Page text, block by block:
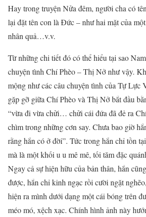
Hay trong truyện Nửa đêm, người cha có
lại đặt tên con là Đức – như hai mặt của
nhân quả…v.v.
Từ những chi tiết đó có thể hiểu tại sao
chuyện tình Chí Phèo – Thị Nở như vậy.
mộng như các câu chuyện tình của Tự Lực
gặp gỡ giữa Chí Phèo và Thị Nở bắt đầu
“vừa đi vừa chửi… chửi cái đứa đã đẻ ra
chìm trong những cơn say. Chưa bao giờ
rằng hắn có ở đời”. Tức trong hắn chỉ tồn
mà là một khối u u mê mê, tối tăm đặc
Ngay cả sự hiện hữu của bản thân, hắn
được, hắn chỉ kinh ngạc rồi cười ngặt
hiện ra mình dưới dạng một cái bóng trên
méo mó, xệch xạc. Chính hình ảnh này